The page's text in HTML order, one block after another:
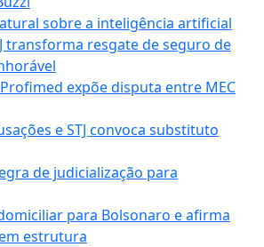
sobre a inteligência artificial
transforma resgate de seguro de
expõe disputa entre MEC
e STJ convoca substituto
de judicialização para
para Bolsonaro e afirma
estrutura